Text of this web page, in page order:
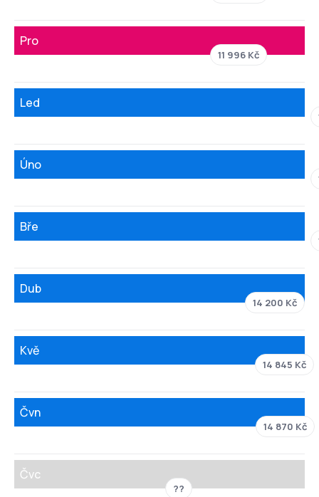
Pro
11 996 Kč
Led
Úno
Bře
Dub
14 200 Kč
Kvě
14 845 Kč
Čvn
14 870 Kč
Čvc
??